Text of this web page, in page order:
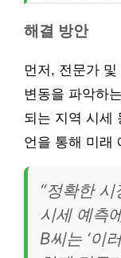
해결 방안
먼저, 전문가
변동을 파악하
되는 지역 시세
언을 통해 미래
“정확한
시세 예측
B씨는 ‘이